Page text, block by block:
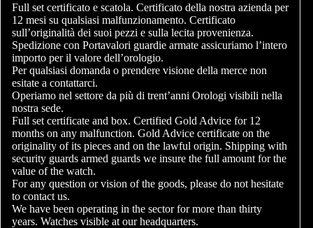
Full set certificato e scatola. Certificato della nostra azienda per
12 mesi su qualsiasi malfunzionamento. Certificato
sull’originalità dei suoi pezzi e sulla lecita provenienza.
Spedizione con Portavalori guardie armate assicuriamo l’intero
importo per il valore dell’orologio.
Per qualsiasi domanda o prendere visione della merce non
esitate a contattarci.
Operiamo nel settore da più di trent’anni Orologi visibili nella
nostra sede.
Full set certificate and box. Certified Gold Advice for 12
months on any malfunction. Gold Advice certificate on the
originality of its pieces and on the lawful origin. Shipping with
security guards armed guards we insure the full amount for the
value of the watch.
For any question or vision of the goods, please do not hesitate
to contact us.
We have been operating in the sector for more than thirty
years. Watches visible at our headquarters.